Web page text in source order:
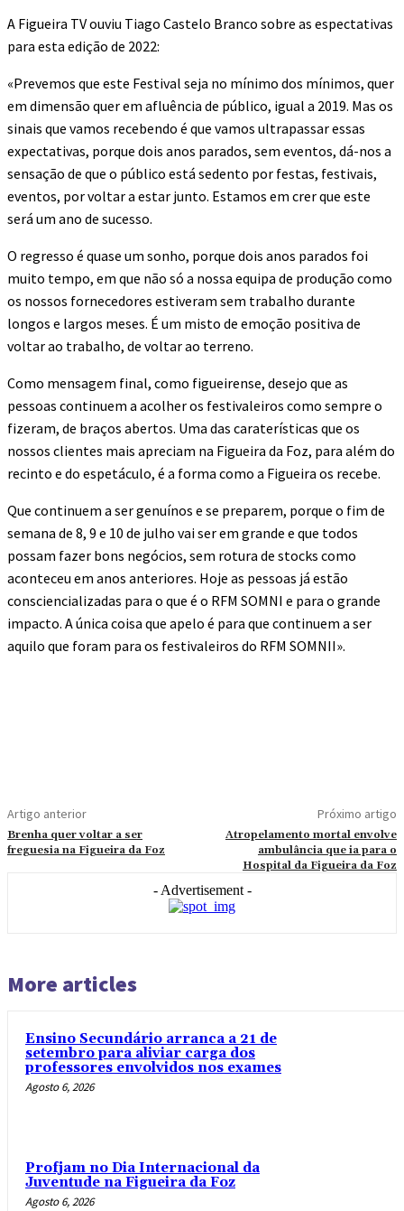
A Figueira TV ouviu Tiago Castelo Branco sobre as espectativas
para esta edição de 2022:
«Prevemos que este Festival seja no mínimo dos mínimos, quer
em dimensão quer em afluência de público, igual a 2019. Mas os
sinais que vamos recebendo é que vamos ultrapassar essas
expectativas, porque dois anos parados, sem eventos, dá-nos a
sensação de que o público está sedento por festas, festivais,
eventos, por voltar a estar junto. Estamos em crer que este
será um ano de sucesso.
O regresso é quase um sonho, porque dois anos parados foi
muito tempo, em que não só a nossa equipa de produção como
os nossos fornecedores estiveram sem trabalho durante
longos e largos meses. É um misto de emoção positiva de
voltar ao trabalho, de voltar ao terreno.
Como mensagem final, como figueirense, desejo que as
pessoas continuem a acolher os festivaleiros como sempre o
fizeram, de braços abertos. Uma das caraterísticas que os
nossos clientes mais apreciam na Figueira da Foz, para além do
recinto e do espetáculo, é a forma como a Figueira os recebe.
Que continuem a ser genuínos e se preparem, porque o fim de
semana de 8, 9 e 10 de julho vai ser em grande e que todos
possam fazer bons negócios, sem rotura de stocks como
aconteceu em anos anteriores. Hoje as pessoas já estão
consciencializadas para o que é o RFM SOMNI e para o grande
impacto. A única coisa que apelo é para que continuem a ser
aquilo que foram para os festivaleiros do RFM SOMNII».
Artigo anterior
Brenha quer voltar a ser
freguesia na Figueira da Foz
Próximo artigo
Atropelamento mortal envolve
ambulância que ia para o
Hospital da Figueira da Foz
- Advertisement -
More articles
Ensino Secundário arranca a 21 de
setembro para aliviar carga dos
professores envolvidos nos exames
Agosto 6, 2026
Profjam no Dia Internacional da
Juventude na Figueira da Foz
Agosto 6, 2026